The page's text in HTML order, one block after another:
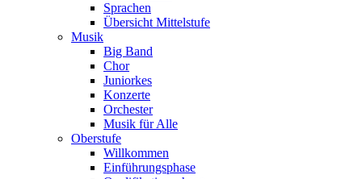
Sprachen
Übersicht Mittelstufe
Musik
Big Band
Chor
Juniorkes
Konzerte
Orchester
Musik für Alle
Oberstufe
Willkommen
Einführungsphase